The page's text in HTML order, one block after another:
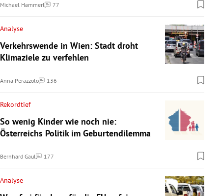
Michael Hammerl 77
Kommentare
Analyse
Verkehrswende in Wien: Stadt droht
Klimaziele zu verfehlen
Anna Perazzolo 136
Kommentare
Rekordtief
So wenig Kinder wie noch nie:
Österreichs Politik im Geburtendilemma
Bernhard Gaul 177
Kommentare
Analyse